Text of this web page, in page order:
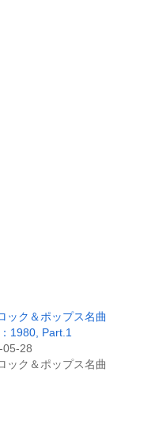
ック＆ポップス名曲
1980, Part.1
05-28
ック＆ポップス名曲